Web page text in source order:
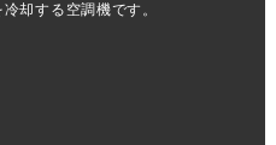
却する空調機です。